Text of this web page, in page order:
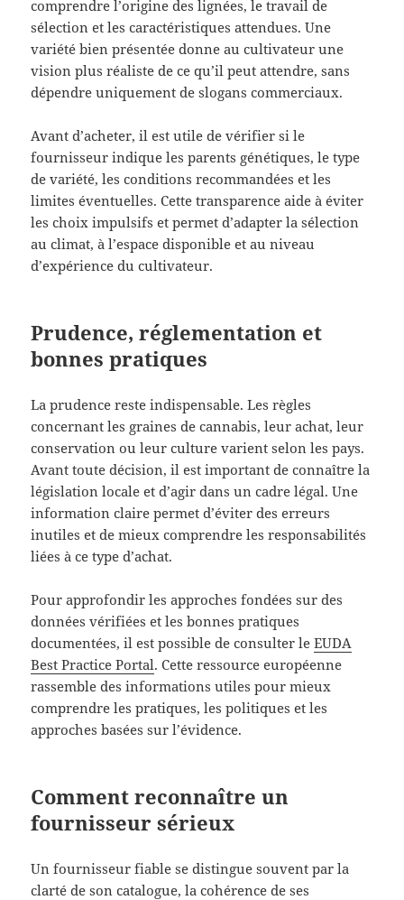
comprendre l’origine des lignées, le travail de
sélection et les caractéristiques attendues. Une
variété bien présentée donne au cultivateur une
vision plus réaliste de ce qu’il peut attendre, sans
dépendre uniquement de slogans commerciaux.
Avant d’acheter, il est utile de vérifier si le
fournisseur indique les parents génétiques, le type
de variété, les conditions recommandées et les
limites éventuelles. Cette transparence aide à éviter
les choix impulsifs et permet d’adapter la sélection
au climat, à l’espace disponible et au niveau
d’expérience du cultivateur.
Prudence, réglementation et
bonnes pratiques
La prudence reste indispensable. Les règles
concernant les graines de cannabis, leur achat, leur
conservation ou leur culture varient selon les pays.
Avant toute décision, il est important de connaître la
législation locale et d’agir dans un cadre légal. Une
information claire permet d’éviter des erreurs
inutiles et de mieux comprendre les responsabilités
liées à ce type d’achat.
Pour approfondir les approches fondées sur des
données vérifiées et les bonnes pratiques
documentées, il est possible de consulter leEUDA
Best Practice Portal. Cette ressource européenne
rassemble des informations utiles pour mieux
comprendre les pratiques, les politiques et les
approches basées sur l’évidence.
Comment reconnaître un
fournisseur sérieux
Un fournisseur fiable se distingue souvent par la
clarté de son catalogue, la cohérence de ses